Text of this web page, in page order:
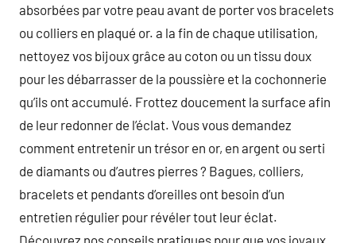
absorbées par votre peau avant de porter vos bracelets
ou colliers en plaqué or. a la fin de chaque utilisation,
nettoyez vos bijoux grâce au coton ou un tissu doux
pour les débarrasser de la poussière et la cochonnerie
qu’ils ont accumulé. Frottez doucement la surface afin
de leur redonner de l’éclat. Vous vous demandez
comment entretenir un trésor en or, en argent ou serti
de diamants ou d’autres pierres ? Bagues, colliers,
bracelets et pendants d’oreilles ont besoin d’un
entretien régulier pour révéler tout leur éclat.
Découvrez nos conseils pratiques pour que vos joyaux